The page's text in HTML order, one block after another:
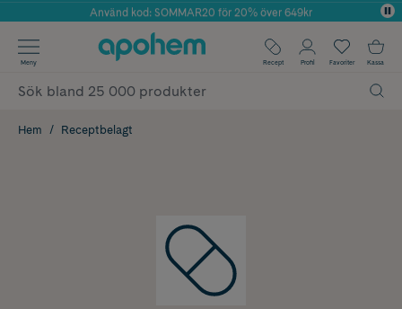
Årets Butik 2025 inom Skönhet
Använd kod: SOMMAR20 för 20% över 649kr
✓ Fri frakt
✓ Poäng på alla köp*
Meny Recept Profil Favoriter Kassa
Hem Receptbelagt